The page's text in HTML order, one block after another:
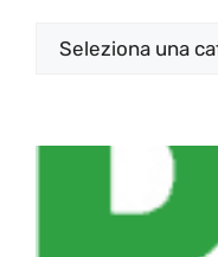
Categorie